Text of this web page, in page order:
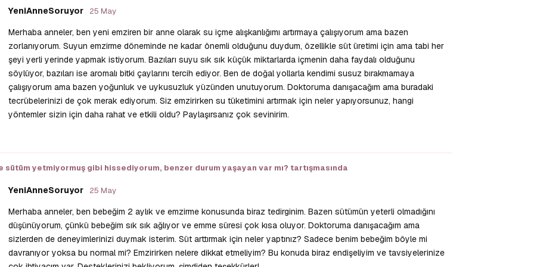
YeniAnneSoruyor 25 May
Merhaba anneler, ben yeni emziren bir anne olarak su içme alışkanlığımı artırmaya çalışıyorum ama bazen
zorlanıyorum. Suyun emzirme döneminde ne kadar önemli olduğunu duydum, özellikle süt üretimi için ama tabi her
şeyi yerli yerinde yapmak istiyorum. Bazıları suyu sık sık küçük miktarlarda içmenin daha faydalı olduğunu
söylüyor, bazıları ise aromalı bitki çaylarını tercih ediyor. Ben de doğal yollarla kendimi susuz bırakmamaya
çalışıyorum ama bazen yoğunluk ve uykusuzluk yüzünden unutuyorum. Doktoruma danışacağım ama buradaki
tecrübelerinizi de çok merak ediyorum. Siz emzirirken su tüketimini artırmak için neler yapıyorsunuz, hangi
yöntemler sizin için daha rahat ve etkili oldu? Paylaşırsanız çok sevinirim.
sütüm yetmiyormuş gibi hissediyorum, benzer durum yaşayan var mı? tartışmasında
YeniAnneSoruyor 25 May
Merhaba anneler, ben bebeğim 2 aylık ve emzirme konusunda biraz tedirginim. Bazen sütümün yeterli olmadığını
düşünüyorum, çünkü bebeğim sık sık ağlıyor ve emme süresi çok kısa oluyor. Doktoruma danışacağım ama
sizlerden de deneyimlerinizi duymak isterim. Süt arttırmak için neler yaptınız? Sadece benim bebeğim böyle mi
davranıyor yoksa bu normal mi? Emzirirken nelere dikkat etmeliyim? Bu konuda biraz endişeliyim ve tavsiyelerinize